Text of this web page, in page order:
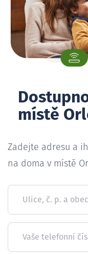
místě
Zadejte adresu a
na doma v místě
Ulice, č. p. a obec
Vaše telefonní